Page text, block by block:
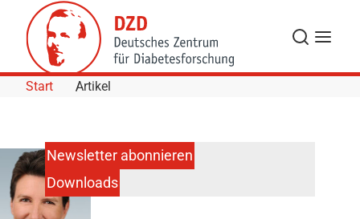
Skip to Content
Suche
Start Artikel
Newsletter abonnieren
Downloads